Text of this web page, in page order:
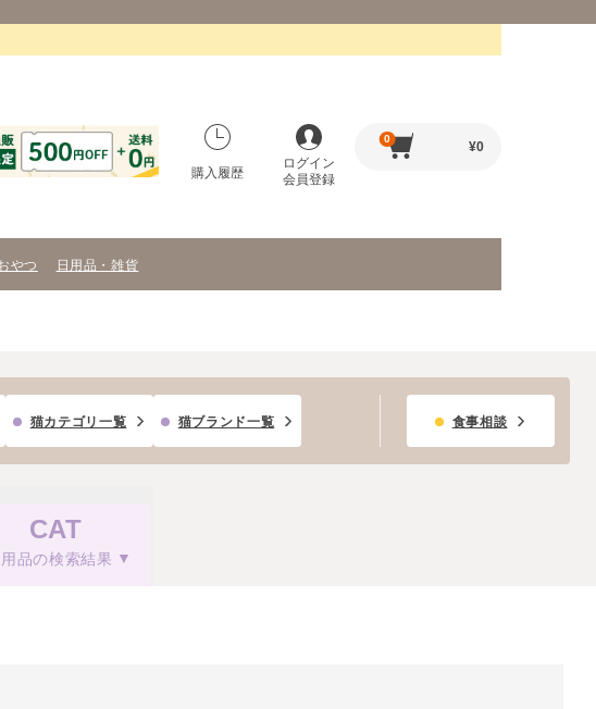
購入履歴
ログイン
会員登録
0
¥0
やつ 日用品・雑貨
猫カテゴリ一覧 猫ブランド一覧 食事相談
CAT
品の検索結果